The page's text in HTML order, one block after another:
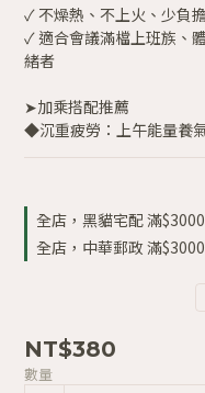
✓ 不燥熱、不上火、少負
✓ 適合會議滿檔上班族、
緒者
➤加乘搭配推薦
◆沉重疲勞：上午能量養
全店，黑貓宅配 滿
全店，中華郵政 滿
NT$380
數量